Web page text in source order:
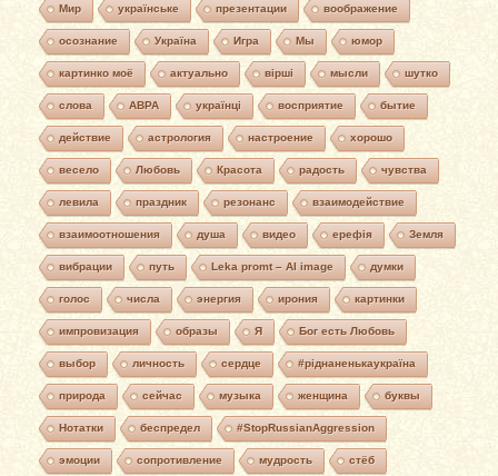
Мир українське презентации воображение
осознание Україна Игра Мы юмор
картинко моё актуально вірші мысли шутко
слова АВРА українці восприятие бытие
действие астрология настроение хорошо
весело Любовь Красота радость чувства
левила праздник резонанс взаимодействие
взаимоотношения душа видео ерефія Земля
вибрации путь Leka promt – AI image думки
голос числа энергия ирония картинки
импровизация образы Я Бог есть Любовь
выбор личность сердце #ріднаненькаукраїна
природа сейчас музыка женщина буквы
Нотатки беспредел #StopRussianAggression
эмоции сопротивление мудрость стёб